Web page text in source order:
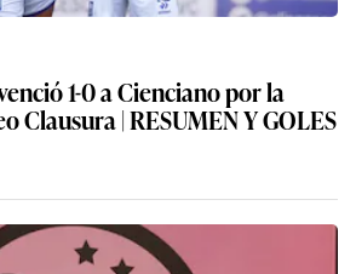
1-0 a Cienciano por la
fecha 4 del Torneo Clausura | RESUMEN Y GOLES